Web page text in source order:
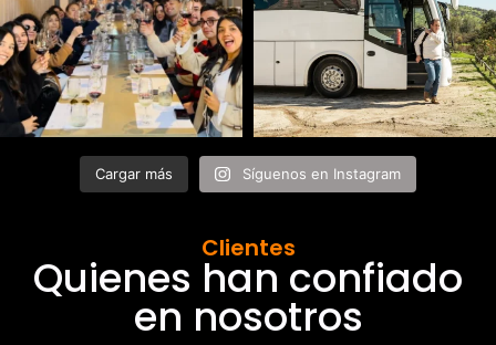
Cargar más Síguenos en Instagram
Clientes
Quienes han confiado
en nosotros